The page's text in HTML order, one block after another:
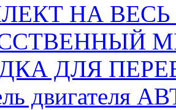
НА
ДЛЯ
двигателя